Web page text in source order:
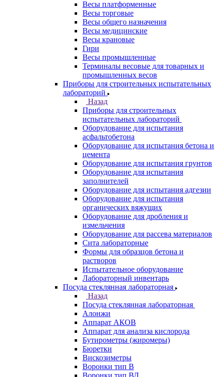
Весы платформенные
Весы торговые
Весы общего назначения
Весы медицинские
Весы крановые
Гири
Весы промышленные
Терминалы весовые для товарных и
промышленных весов
Приборы для строительных испытательных
лабораторий
Назад
Приборы для строительных
испытательных лабораторий
Оборудование для испытания
асфальтобетона
Оборудование для испытания бетона и
цемента
Оборудование для испытания грунтов
Оборудование для испытания
заполнителей
Оборудование для испытания адгезии
Оборудование для испытания
органических вяжущих
Оборудование для дробления и
измельчения
Оборудование для рассева материалов
Сита лабораторные
Формы для образцов бетона и
растворов
Испытательное оборудование
Лабораторный инвентарь
Посуда стеклянная лабораторная
Назад
Посуда стеклянная лабораторная
Алонжи
Аппарат АКОВ
Аппарат для анализа кислорода
Бутирометры (жиромеры)
Бюретки
Вискозиметры
Воронки тип В
Воронки тип ВД